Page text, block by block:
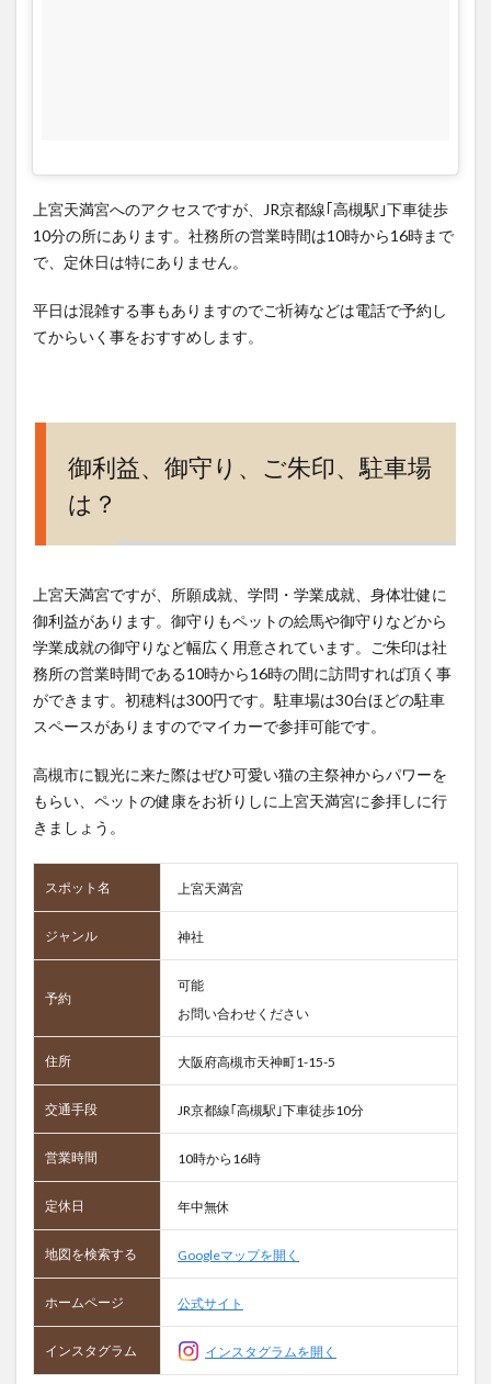
上宮天満宮へのアクセスですが、JR京都線｢高槻駅｣下車徒歩
10分の所にあります。社務所の営業時間は10時から16時まで
で、定休日は特にありません。
平日は混雑する事もありますのでご祈祷などは電話で予約し
てからいく事をおすすめします。
御利益、御守り、ご朱印、駐車場
は？
上宮天満宮ですが、所願成就、学問・学業成就、身体壮健に
御利益があります。御守りもペットの絵馬や御守りなどから
学業成就の御守りなど幅広く用意されています。ご朱印は社
務所の営業時間である10時から16時の間に訪問すれば頂く事
ができます。初穂料は300円です。駐車場は30台ほどの駐車
スペースがありますのでマイカーで参拝可能です。
高槻市に観光に来た際はぜひ可愛い猫の主祭神からパワーを
もらい、ペットの健康をお祈りしに上宮天満宮に参拝しに行
きましょう。
スポット名 上宮天満宮
ジャンル 神社
予約
可能
お問い合わせください
住所 大阪府高槻市天神町1-15-5
交通手段 JR京都線｢高槻駅｣下車徒歩10分
営業時間 10時から16時
定休日 年中無休
地図を検索する Googleマップを開く
ホームページ 公式サイト
インスタグラム インスタグラムを開く